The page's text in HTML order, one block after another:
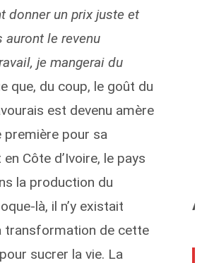
donner un prix juste et
auront le revenu
je mangerai du
que, du coup, le goût du
est devenu amère
pour sa
Côte d’Ivoire, le pays
la production du
là, il n’y existait
transformation de cette
sucrer la vie. La